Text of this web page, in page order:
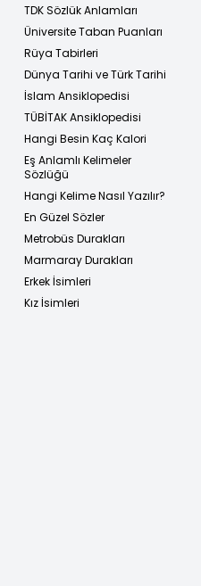
TDK Sözlük Anlamları
Üniversite Taban Puanları
Rüya Tabirleri
Dünya Tarihi ve Türk Tarihi
İslam Ansiklopedisi
TÜBİTAK Ansiklopedisi
Hangi Besin Kaç Kalori
Eş Anlamlı Kelimeler
Sözlüğü
Hangi Kelime Nasıl Yazılır?
En Güzel Sözler
Metrobüs Durakları
Marmaray Durakları
Erkek İsimleri
Kız İsimleri